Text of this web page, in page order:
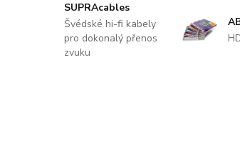
SUPRAcables
Švédské hi-fi kabely
pro dokonalý přenos
zvuku